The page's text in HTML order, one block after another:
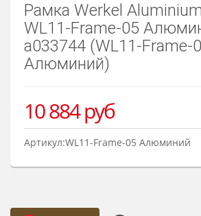
Розетки Интернет
Рамка Werkel
WL11-Frame-05
a033744 (WL11-Frame-
Алюминий)
10 884руб
Артикул:WL11-Frame-05 Алюминий